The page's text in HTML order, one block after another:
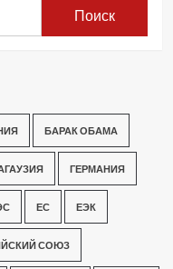
БАРАК ОБАМА
ГЕРМАНИЯ
ЕС ЕЭК
СОЮЗ